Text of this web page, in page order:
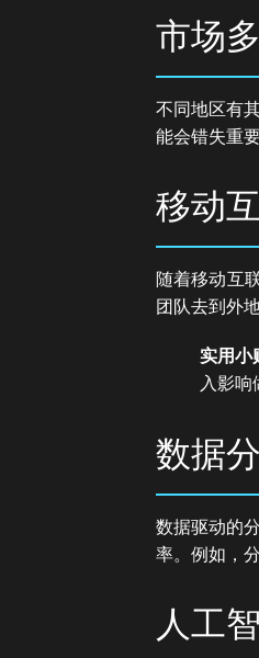
市场
不同地区有
能会错失重
移动
随着移动互
团队去到外
实用小
入影响
数据
数据驱动的
率。例如，
人工